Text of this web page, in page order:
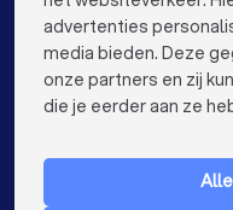
Rijscholen in
Rijscholen in Den
VOOR PARTICULIEREN
advertenties
media bieden. Deze
onze partners en zij
die je eerder aan ze